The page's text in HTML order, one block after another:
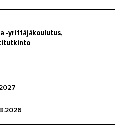
Yrittäjyysbuusti
yrittäjien
videoterveiset TAKKille
-yrittäjäkoulutus,